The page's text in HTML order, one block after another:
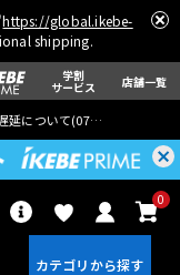
https://global.ikebe-
shipping.
学割
サービス 店舗一覧
延について(07月29日
0